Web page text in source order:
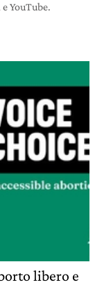
YouTube.
libero e